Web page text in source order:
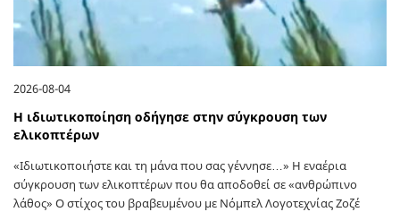
2026-08-04
Η ιδιωτικοποίηση οδήγησε στην σύγκρουση των
ελικοπτέρων
«Ιδιωτικοποιήστε και τη μάνα που σας γέννησε…» Η εναέρια
σύγκρουση των ελικοπτέρων που θα αποδοθεί σε «ανθρώπινο
λάθος» Ο στίχος του βραβευμένου με Νόμπελ Λογοτεχνίας Ζοζέ